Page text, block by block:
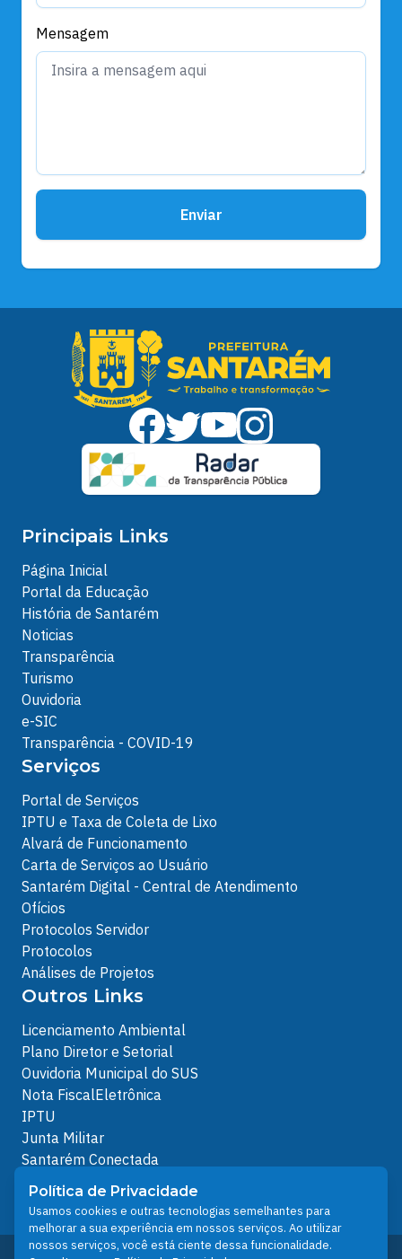
Mensagem
Enviar
Principais Links
Página Inicial
Portal da Educação
História de Santarém
Noticias
Transparência
Turismo
Ouvidoria
e-SIC
Transparência - COVID-19
Serviços
Portal de Serviços
IPTU e Taxa de Coleta de Lixo
Alvará de Funcionamento
Carta de Serviços ao Usuário
Santarém Digital - Central de Atendimento
Ofícios
Protocolos Servidor
Protocolos
Análises de Projetos
Outros Links
Licenciamento Ambiental
Plano Diretor e Setorial
Ouvidoria Municipal do SUS
Nota FiscalEletrônica
IPTU
Junta Militar
Santarém Conectada
Política de Privacidade
People illustrations by Storyset
Política de Privacidade
Usamos cookies e outras tecnologias semelhantes para
melhorar a sua experiência em nossos serviços. Ao utilizar
nossos serviços, você está ciente dessa funcionalidade.